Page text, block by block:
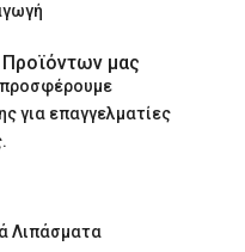
μας
προσφέρουμε
για επαγγελματίες
Λιπάσματα